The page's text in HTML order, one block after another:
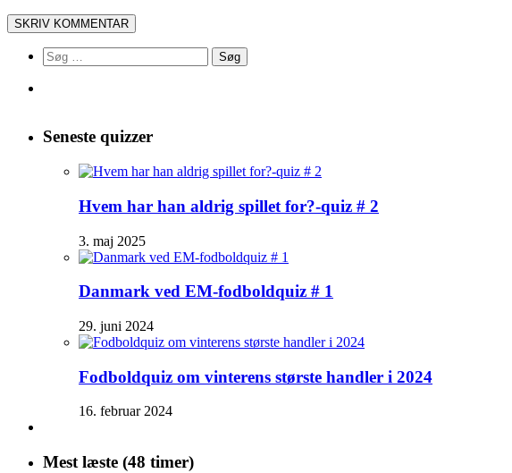
Søg
efter:
Seneste quizzer
Hvem har han aldrig spillet for?-quiz # 2
3. maj 2025
Danmark ved EM-fodboldquiz # 1
29. juni 2024
Fodboldquiz om vinterens største handler i 2024
16. februar 2024
Mest læste (48 timer)